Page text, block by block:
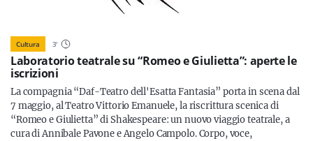
Cultura 3'
Laboratorio teatrale su “Romeo e Giulietta”: aperte le
iscrizioni
La compagnia “Daf-Teatro dell'Esatta Fantasia” porta in scena dal
7 maggio, al Teatro Vittorio Emanuele, la riscrittura scenica di
“Romeo e Giulietta” di Shakespeare: un nuovo viaggio teatrale, a
cura di Annibale Pavone e Angelo Campolo. Corpo, voce,